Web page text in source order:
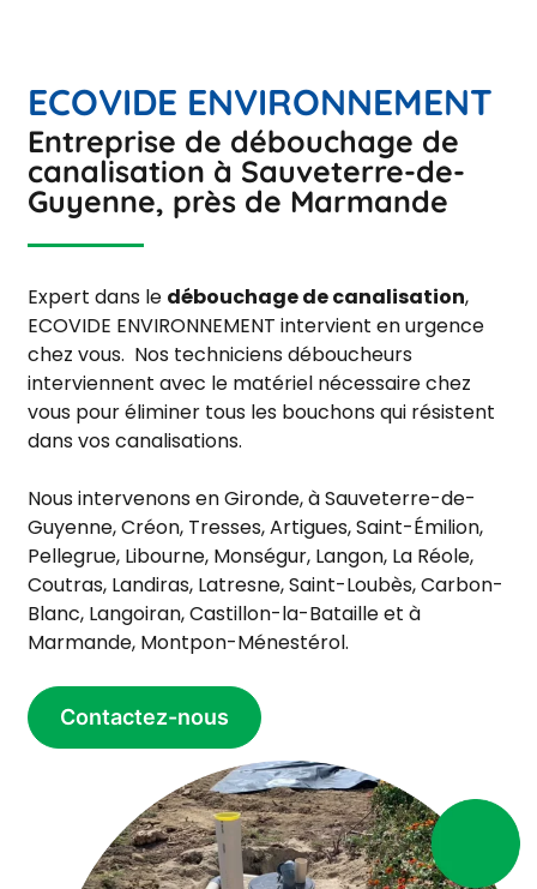
ECOVIDE ENVIRONNEMENT
Entreprise de débouchage de
canalisation à Sauveterre-de-
Guyenne, près de Marmande
Expert dans le débouchage de canalisation,
ECOVIDE ENVIRONNEMENT intervient en urgence
chez vous. Nos techniciens déboucheurs
interviennent avec le matériel nécessaire chez
vous pour éliminer tous les bouchons qui résistent
dans vos canalisations.
Nous intervenons en Gironde, à Sauveterre-de-
Guyenne, Créon, Tresses, Artigues, Saint-Émilion,
Pellegrue, Libourne, Monségur, Langon, La Réole,
Coutras, Landiras, Latresne, Saint-Loubès, Carbon-
Blanc, Langoiran, Castillon-la-Bataille et à
Marmande, Montpon-Ménestérol.
Contactez-nous